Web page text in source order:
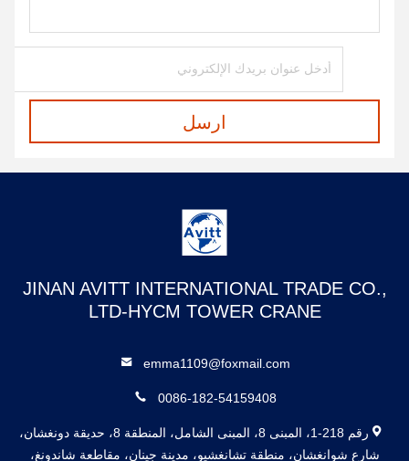
ارسل
JINAN AVITT INTERNATIONAL TRADE CO.,
LTD-HYCM TOWER CRANE
emma1109@foxmail.com
0086-182-54159408
رقم 218-1، المبنى 8، المبنى الشامل، المنطقة 8، حديقة دونغشان،
شارع شوانغشان، منطقة تشانغشيو، مدينة جينان، مقاطعة شاندونغ،